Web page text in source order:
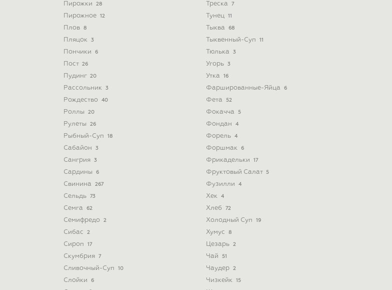
Пирожки 28
Пирожное 12
Плов 8
Пляцок 3
Пончики 6
Пост 26
Пудинг 20
Рассольник 3
Рождество 40
Роллы 20
Рулеты 26
Рыбный-Суп 18
Сабайон 3
Сангрия 3
Сардины 6
Свинина 267
Сельдь 73
Семга 62
Семифредо 2
Сибас 2
Сироп 17
Скумбрия 7
Сливочный-Суп 10
Слойки 6
Треска 7
Тунец 11
Тыква 68
Тыквенный-Суп 11
Тюлька 3
Угорь 3
Утка 16
Фаршированные-Яйца 6
Фета 52
Фокачча 5
Фондан 4
Форель 4
Форшмак 6
Фрикадельки 17
Фруктовый Салат 5
Фузилли 4
Хек 4
Хлеб 72
Холодный Суп 19
Хумус 8
Цезарь 2
Чай 51
Чаудер 2
Чизкейк 15